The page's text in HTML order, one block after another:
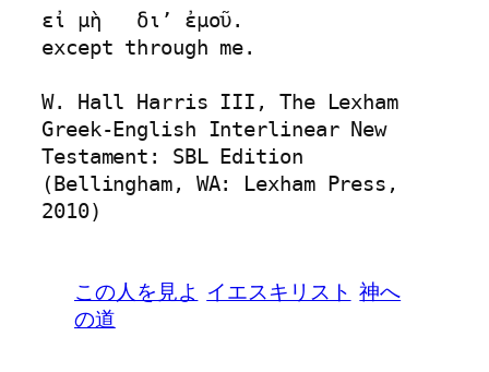
εἰ μὴ   διʼ ἐμοῦ.
except through me.
W. Hall Harris III, The Lexham
Greek-English Interlinear New
Testament: SBL Edition
(Bellingham, WA: Lexham Press,
2010)
この人を見よ イエスキリスト 神へ
の道